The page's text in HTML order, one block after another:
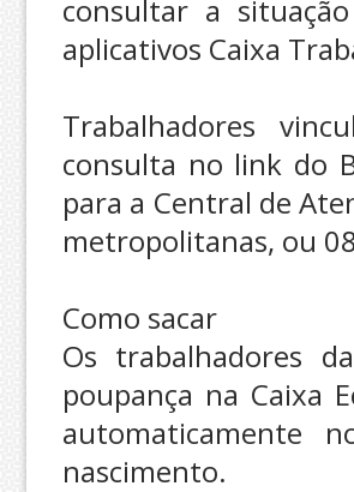
consultar a
aplicativos Caixa
Trabalhadores
consulta no link do
para a Central de
metropolitanas, ou
Como sacar
Os trabalhadores
poupança na Caixa
automaticamente
nascimento.